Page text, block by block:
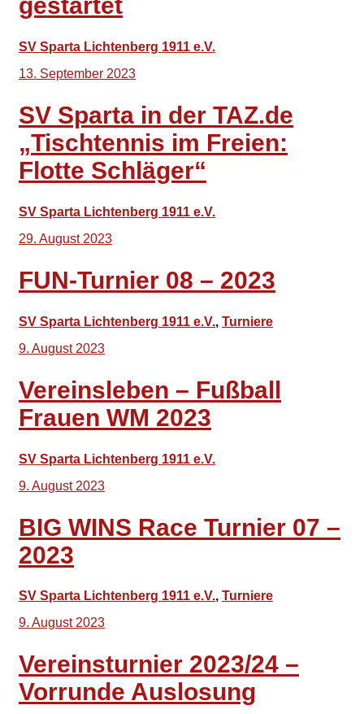
gestartet
SV Sparta Lichtenberg 1911 e.V.
13. September 2023
SV Sparta in der TAZ.de
„Tischtennis im Freien:
Flotte Schläger“
SV Sparta Lichtenberg 1911 e.V.
29. August 2023
FUN-Turnier 08 – 2023
SV Sparta Lichtenberg 1911 e.V., Turniere
9. August 2023
Vereinsleben – Fußball
Frauen WM 2023
SV Sparta Lichtenberg 1911 e.V.
9. August 2023
BIG WINS Race Turnier 07 –
2023
SV Sparta Lichtenberg 1911 e.V., Turniere
9. August 2023
Vereinsturnier 2023/24 –
Vorrunde Auslosung